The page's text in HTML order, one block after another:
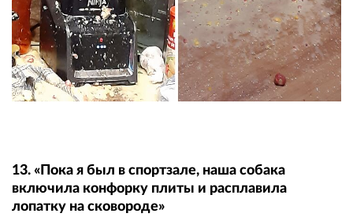
13. «Пока я был в спортзале, наша собака
включила конфорку плиты и расплавила
лопатку на сковороде»